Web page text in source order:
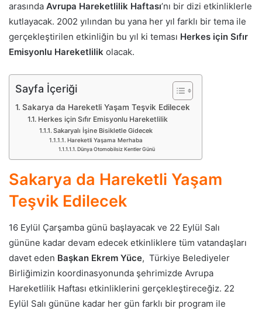
arasında Avrupa Hareketlilik Haftası’nı bir dizi etkinliklerle
kutlayacak. 2002 yılından bu yana her yıl farklı bir tema ile
gerçekleştirilen etkinliğin bu yıl ki teması Herkes için Sıfır
Emisyonlu Hareketlilik olacak.
Sayfa İçeriği
Sakarya da Hareketli Yaşam Teşvik Edilecek
Herkes için Sıfır Emisyonlu Hareketlilik
Sakaryalı İşine Bisikletle Gidecek
Hareketli Yaşama Merhaba
Dünya Otomobilsiz Kentler Günü
Sakarya da Hareketli Yaşam
Teşvik Edilecek
16 Eylül Çarşamba günü başlayacak ve 22 Eylül Salı
gününe kadar devam edecek etkinliklere tüm vatandaşları
davet eden Başkan Ekrem Yüce, Türkiye Belediyeler
Birliğimizin koordinasyonunda şehrimizde Avrupa
Hareketlilik Haftası etkinliklerini gerçekleştireceğiz. 22
Eylül Salı gününe kadar her gün farklı bir program ile